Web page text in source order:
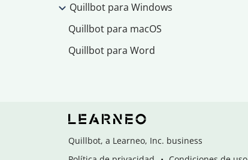
Quillbot para Windows
Quillbot para macOS
Quillbot para Word
Quillbot, a Learneo, Inc. business